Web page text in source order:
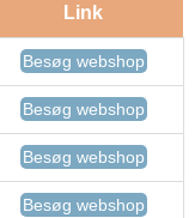
Link
Besøg webshop
Besøg webshop
Besøg webshop
Besøg webshop